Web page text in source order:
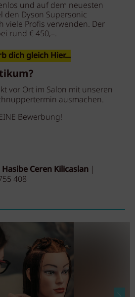
und auf dem neuesten
den Dyson Supersonic
viele Profis verwenden. Der
rund € 450,–.
dich gleich Hier...
vor Ort im Salon mit unseren
ausmachen.
Bewerbung!
Hasibe Ceren Kilicaslan |
408